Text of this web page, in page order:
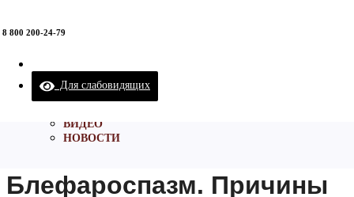
8 800 200-24-79
Для слабовидящих
ВЗРОСЛОЕ ОТДЕЛЕНИЕ
О НЕЙРОКЛИНИКЕ
ВИДЕО
НОВОСТИ
Блефароспазм. Причины появления и методы лечения.
Блефароспазм – путь к функциональной слепоте.
Блефароспазм. Причины